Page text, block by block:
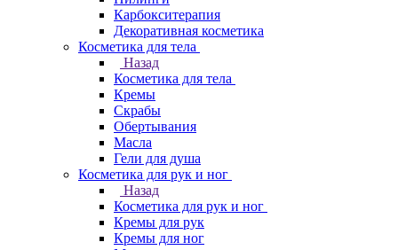
Карбокситерапия
Декоративная косметика
Косметика для тела
Назад
Косметика для тела
Кремы
Скрабы
Обертывания
Масла
Гели для душа
Косметика для рук и ног
Назад
Косметика для рук и ног
Кремы для рук
Кремы для ног